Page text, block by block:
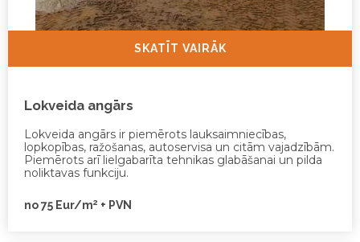
SKATĪT VAIRĀK
Lokveida angārs
Lokveida angārs ir piemērots lauksaimniecības,
lopkopības, ražošanas, autoservisa un citām vajadzībām.
Piemērots arī lielgabarīta tehnikas glabāšanai un pilda
noliktavas funkciju.
no 75 Eur/m2 + PVN